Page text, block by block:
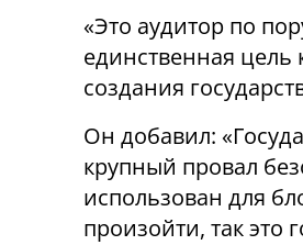
«Это аудитор по
единственная цель
создания
Он добавил:
крупный провал
использован для
произойти, так это